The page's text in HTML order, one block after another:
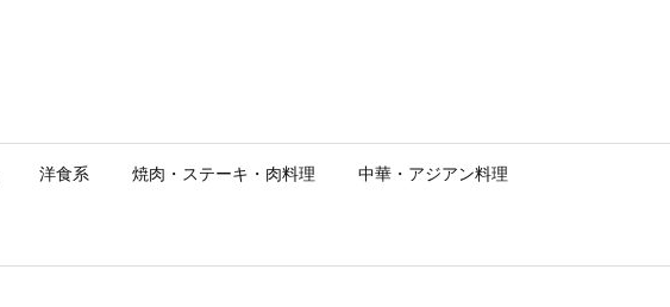
洋食系 焼肉・ステーキ・肉料理 中華・アジアン料理